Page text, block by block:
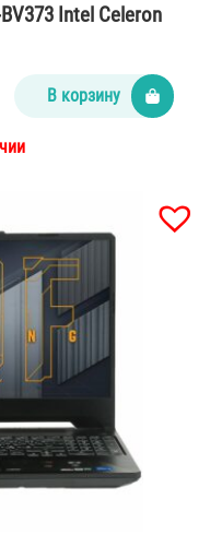
Intel Celeron
В корзину